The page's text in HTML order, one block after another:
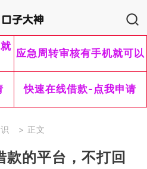
应急周转审核有手机就可以
快速在线借款-点我申请
> 正文
的平台，不打回